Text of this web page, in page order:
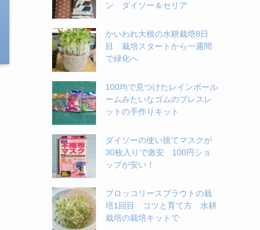
ン ダイソー＆セリア
かいわれ大根の水耕栽培8日
目 栽培スタートから一週間
で緑化へ
100均で見つけたレインボール
ームみたいなゴムのブレスレ
ットの手作りキット
ダイソーの使い捨てマスクが
30枚入りで激安 100円ショ
ップが安い！
ブロッコリースプラウトの栽
培1回目 コツと育て方 水耕
栽培の栽培キットで